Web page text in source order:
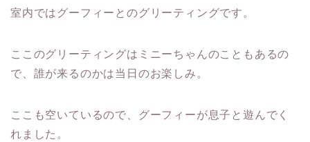
室内ではグーフィーとのグリーティングです。
ここのグリーティングはミニーちゃんのこともあるの
で、誰が来るのかは当日のお楽しみ。
ここも空いているので、グーフィーが息子と遊んでく
れました。